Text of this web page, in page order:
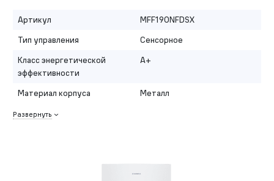
Артикул
MFF190NFDSX
Тип управления
Сенсорное
Класс энергетической
эффективности
A+
Материал корпуса Металл
Развернуть